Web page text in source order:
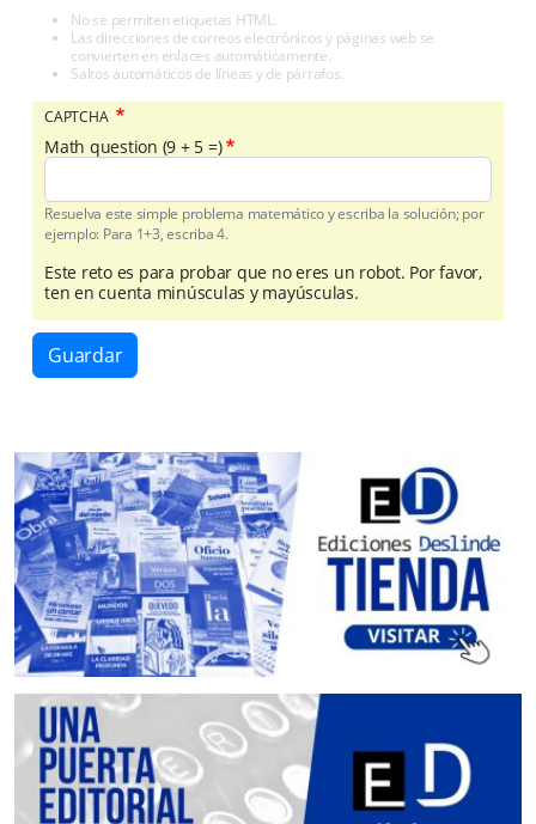
No se permiten etiquetas HTML.
Las direcciones de correos electrónicos y páginas web se
convierten en enlaces automáticamente.
Saltos automáticos de líneas y de párrafos.
CAPTCHA
Math question (9 + 5 =)
Resuelva este simple problema matemático y escriba la solución; por
ejemplo: Para 1+3, escriba 4.
Este reto es para probar que no eres un robot. Por favor,
ten en cuenta minúsculas y mayúsculas.
Guardar